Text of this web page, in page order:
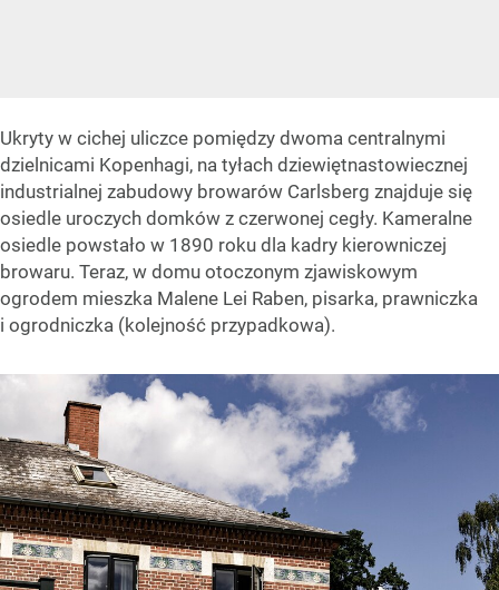
Ukryty w cichej uliczce pomiędzy dwoma centralnymi
dzielnicami Kopenhagi, na tyłach dziewiętnastowiecznej
industrialnej zabudowy browarów Carlsberg znajduje się
osiedle uroczych domków z czerwonej cegły. Kameralne
osiedle powstało w 1890 roku dla kadry kierowniczej
browaru. Teraz, w domu otoczonym zjawiskowym
ogrodem mieszka Malene Lei Raben, pisarka, prawniczka
i ogrodniczka (kolejność przypadkowa).